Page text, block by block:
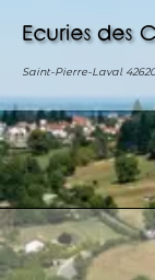
Ecuries des
Saint-Pierre-Laval